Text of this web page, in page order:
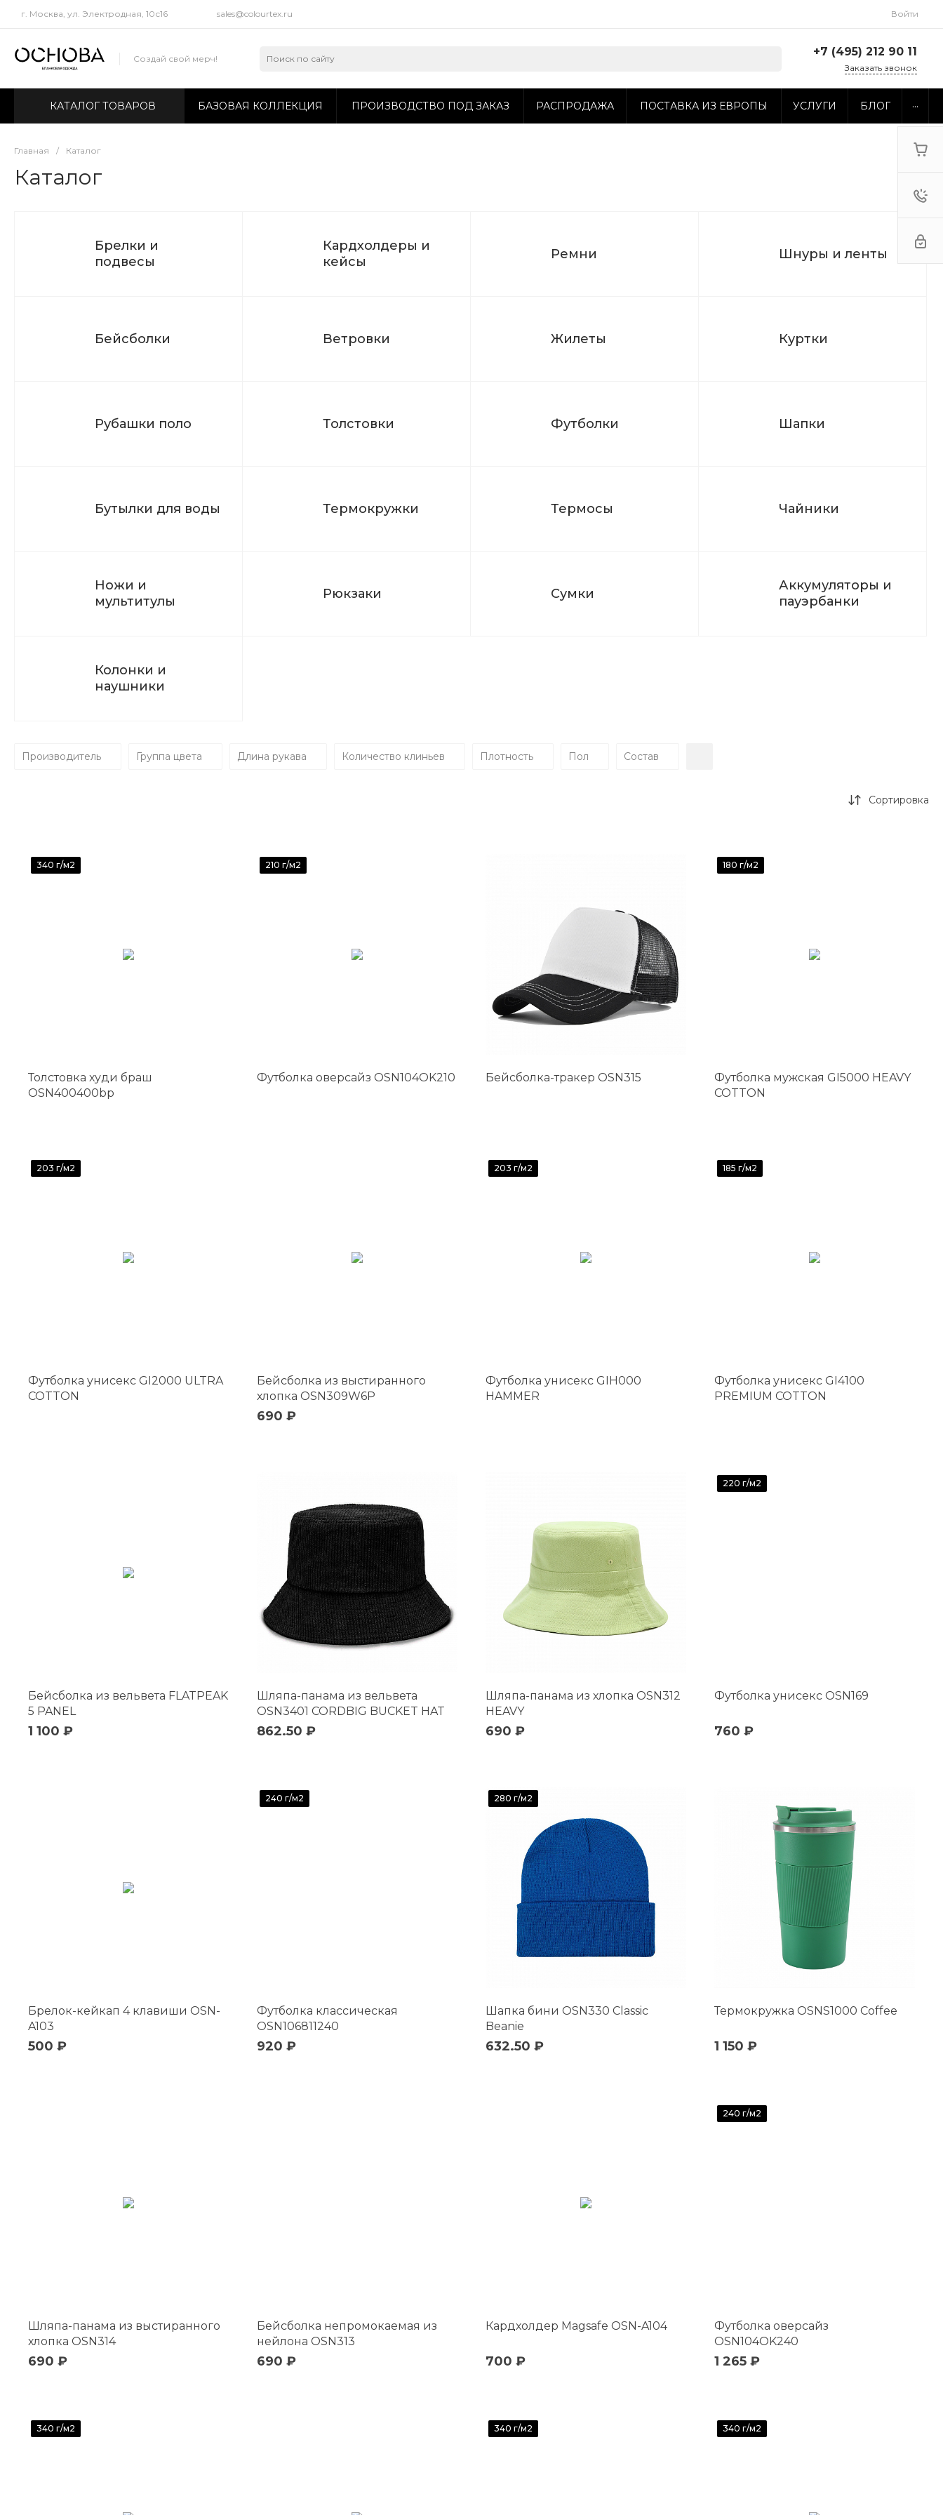
г. Москва, ул. Электродная, 10с16 sales@colourtex.ru Войти
Создай свой мерч!
+7 (495) 212 90 11
г. Москва, ул.
Заказать звонок
КАТАЛОГ ТОВАРОВ БАЗОВАЯ КОЛЛЕКЦИЯ ПРОИЗВОДСТВО ПОД ЗАКАЗ РАСПРОДАЖА ПОСТАВКА ИЗ ЕВРОПЫ УСЛУГИ БЛОГ ...
Главная / Каталог
Каталог
Брелки и
подвесы
Кардхолдеры и
кейсы
Ремни Шнуры и ленты
Бейсболки Ветровки Жилеты Куртки
Рубашки поло Толстовки Футболки Шапки
Бутылки для воды Термокружки Термосы Чайники
Ножи и
мультитулы
Рюкзаки Сумки
Аккумуляторы и
пауэрбанки
Колонки и
наушники
Производитель Группа цвета Длина рукава Количество клиньев Плотность Пол Состав
Сортировка
340 г/м2
Толстовка худи браш
OSN400400bp
210 г/м2
Футболка оверсайз OSN104OK210 Бейсболка-тракер OSN315
180 г/м2
Футболка мужская GI5000 HEAVY
COTTON
203 г/м2
Футболка унисекс GI2000 ULTRA
COTTON
Бейсболка из выстиранного
хлопка OSN309W6P
690 ₽
203 г/м2
Футболка унисекс GIH000
HAMMER
185 г/м2
Футболка унисекс GI4100
PREMIUM COTTON
Бейсболка из вельвета FLATPEAK
5 PANEL
1 100 ₽
Шляпа-панама из вельвета
OSN3401 CORDBIG BUCKET HAT
862.50 ₽
Шляпа-панама из хлопка OSN312
HEAVY
690 ₽
220 г/м2
Футболка унисекс OSN169
760 ₽
Брелок-кейкап 4 клавиши OSN-
A103
500 ₽
240 г/м2
Футболка классическая
OSN106811240
920 ₽
280 г/м2
Шапка бини OSN330 Classic
Beanie
632.50 ₽
Термокружка OSNS1000 Coffee
1 150 ₽
Шляпа-панама из выстиранного
хлопка OSN314
690 ₽
Бейсболка непромокаемая из
нейлона OSN313
690 ₽
Кардхолдер Magsafe OSN-A104
700 ₽
240 г/м2
Футболка оверсайз
OSN104OK240
1 265 ₽
340 г/м2 340 г/м2 340 г/м2